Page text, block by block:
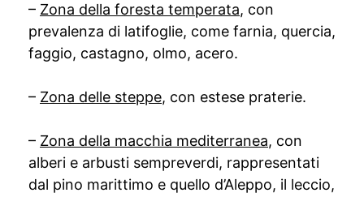
– Zona della foresta temperata, con
prevalenza di latifoglie, come farnia, quercia,
faggio, castagno, olmo, acero.
– Zona delle steppe, con estese praterie.
– Zona della macchia mediterranea, con
alberi e arbusti sempreverdi, rappresentati
dal pino marittimo e quello d’Aleppo, il leccio,